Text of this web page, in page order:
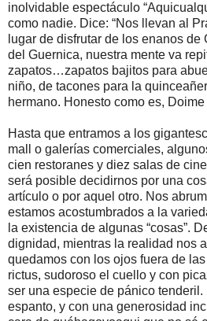
inolvidable espectáculo
como nadie. Dice: “Nos llevan al
lugar de disfrutar de los enanos
del Guernica, nuestra mente va
zapatos…zapatos bajitos para
niño, de tacones para la
hermano. Honesto como es,
Hasta que entramos a los
mall o galerías comerciales,
cien restoranes y diez salas de
será posible decidirnos por una
artículo o por aquel otro. Nos
estamos acostumbrados a la
la existencia de algunas “cosas”.
dignidad, mientras la realidad nos
quedamos con los ojos fuera de
rictus, sudoroso el cuello y con
ser una especie de pánico
espanto, y con una generosidad